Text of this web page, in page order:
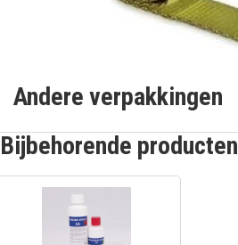
Andere verpakkingen
Bijbehorende producten